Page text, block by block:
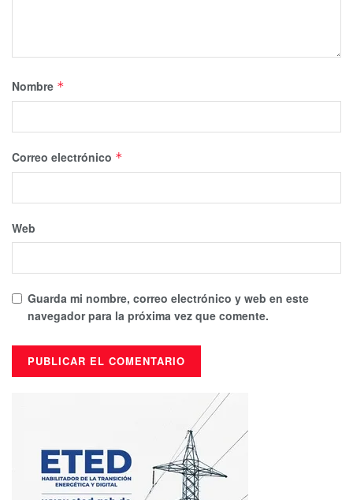
Nombre *
Correo electrónico *
Web
Guarda mi nombre, correo electrónico y web en este
navegador para la próxima vez que comente.